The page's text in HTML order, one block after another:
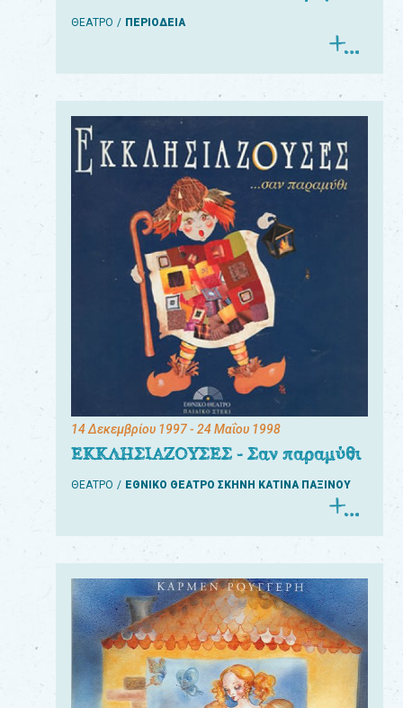
ΘΕΑΤΡΟ ΠΕΡΙΟΔΕΙΑ
14 Δεκεμβρίου 1997- 24 Μαΐου 1998
ΕΚΚΛΗΣΙΑΖΟΥΣΕΣ - Σαν παραμύθι
ΘΕΑΤΡΟ ΕΘΝΙΚΟ ΘΕΑΤΡΟ ΣΚΗΝΗ ΚΑΤΙΝΑ ΠΑΞΙΝΟΥ